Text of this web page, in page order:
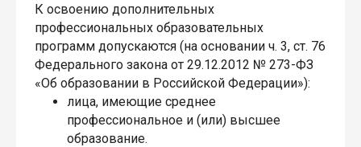
К освоению дополнительных
профессиональных образовательных
программ допускаются (на основании ч. 3, ст. 76
Федерального закона от 29.12.2012 № 273-ФЗ
«Об образовании в Российской Федерации»):
лица, имеющие среднее
профессиональное и (или) высшее
образование.